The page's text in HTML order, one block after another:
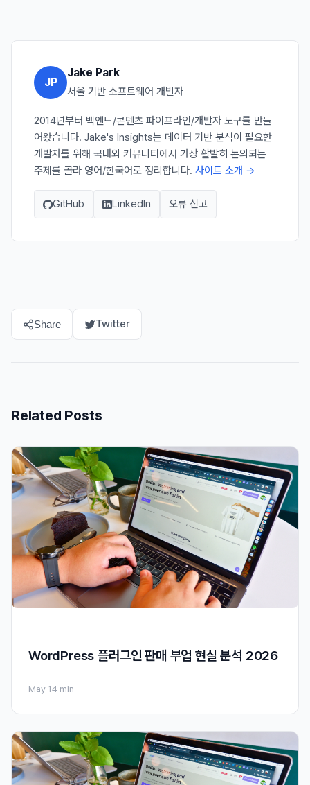
JP
Jake Park
서울 기반 소프트웨어 개발자
2014년부터 백엔드/콘텐츠 파이프라인/개발자 도구를 만들
어왔습니다. Jake's Insights는 데이터 기반 분석이 필요한
개발자를 위해 국내외 커뮤니티에서 가장 활발히 논의되는
주제를 골라 영어/한국어로 정리합니다. 사이트 소개 →
GitHub LinkedIn 오류 신고
Share Twitter
Related Posts
WordPress 플러그인 판매 부업 현실 분석 2026
May 14 min